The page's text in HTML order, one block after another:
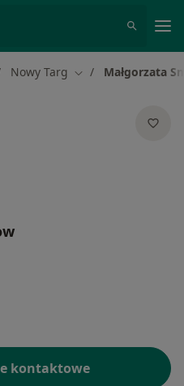
Nowy Targ Zmień miasto
Małgorzata
kontaktowe